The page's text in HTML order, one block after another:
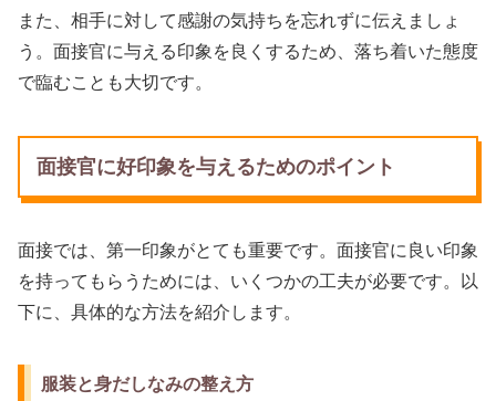
また、相手に対して感謝の気持ちを忘れずに伝えましょ
う。面接官に与える印象を良くするため、落ち着いた態度
で臨むことも大切です。
面接官に好印象を与えるためのポイント
面接では、第一印象がとても重要です。面接官に良い印象
を持ってもらうためには、いくつかの工夫が必要です。以
下に、具体的な方法を紹介します。
服装と身だしなみの整え方